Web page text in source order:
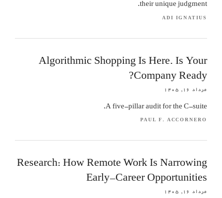
their unique judgment.
ADI IGNATIUS
Algorithmic Shopping Is Here. Is Your
Company Ready?
مرداد ۱۶, ۱۴۰۵
A five-pillar audit for the C-suite.
PAUL F. ACCORNERO
Research: How Remote Work Is Narrowing
Early-Career Opportunities
مرداد ۱۶, ۱۴۰۵